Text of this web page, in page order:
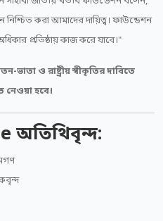
করা আমাদের দায়িত্ব। ফাউন্ডেশন
প্রতিষ্ঠায় কাজ করে যাবে।"
ভাতা ও রাষ্ট্রীয় স্বীকৃতির দাবিতে
নেওয়া হবে।
অতিথিবৃন্দ: